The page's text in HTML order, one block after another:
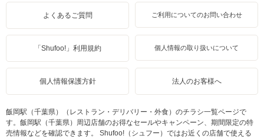
よくあるご質問 ご利用についてのお問い合わせ
「Shufoo!」利用規約 個人情報の取り扱いについて
個人情報保護方針 法人のお客様へ
飯岡駅（千葉県）（レストラン・デリバリー・外食）のチラシ一覧ページで
す。飯岡駅（千葉県）周辺店舗のお得なセールやキャンペーン、期間限定の特
売情報などを確認できます。 Shufoo!（シュフー）ではお近くの店舗で使える